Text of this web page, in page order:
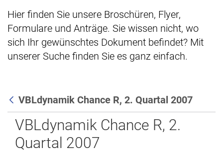
Hier finden Sie unsere Broschüren, Flyer,
Formulare und Anträge. Sie wissen nicht, wo
sich Ihr gewünschtes Dokument befindet? Mit
unserer Suche finden Sie es ganz einfach.
Zurück
VBLdynamik Chance R, 2. Quartal 2007
VBLdynamik Chance R, 2.
Quartal 2007